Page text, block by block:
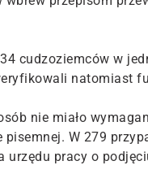
cudzoziemców w
natomiast
nie miało
pisemnej. W 279
urzędu pracy o